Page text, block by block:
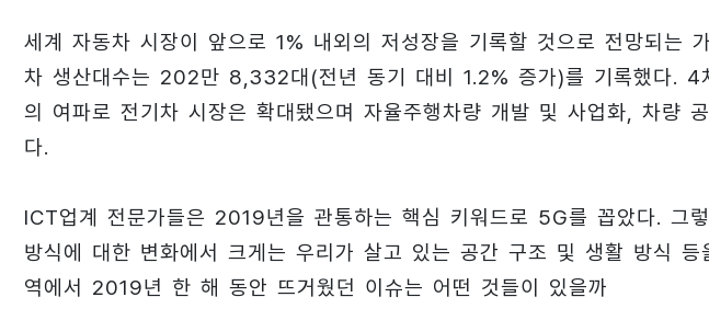
세계 자동차 시장이 앞으로 1% 내외의 저성장을 기록할 것으로 전망되는
차 생산대수는 202만 8,332대(전년 동기 대비 1.2% 증가)를 기록했다. 4
의 여파로 전기차 시장은 확대됐으며 자율주행차량 개발 및 사업화, 차량
다.
ICT업계 전문가들은 2019년을 관통하는 핵심 키워드로 5G를 꼽았다. 그
방식에 대한 변화에서 크게는 우리가 살고 있는 공간 구조 및 생활 방식 등
역에서 2019년 한 해 동안 뜨거웠던 이슈는 어떤 것들이 있을까